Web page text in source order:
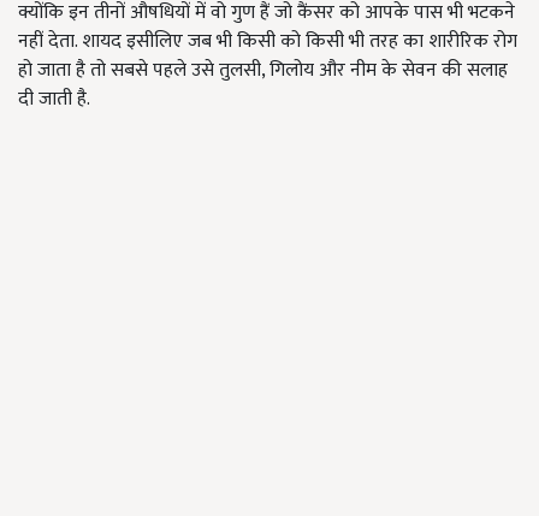
क्योंकि इन तीनों औषधियों में वो गुण हैं जो कैंसर को आपके पास भी भटकने
नहीं देता. शायद इसीलिए जब भी किसी को किसी भी तरह का शारीरिक रोग
हो जाता है तो सबसे पहले उसे तुलसी, गिलोय और नीम के सेवन की सलाह
दी जाती है.